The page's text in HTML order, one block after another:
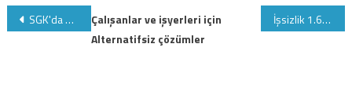
Yazı
gezinmesi
SGK'da sigortalılık çakışması ve çifte emeklilik-3 İşsizlik 1.6 puanlık azalış ile % 9,4'e geriledi
Çalışanlar ve işyerleri için
Alternatifsiz çözümler